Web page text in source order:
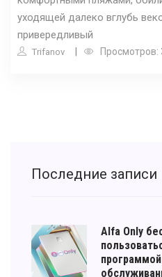
уходящей далеко вглубь
привередливый
Trifanov Просмотров:
Последние записи
Alfa Only